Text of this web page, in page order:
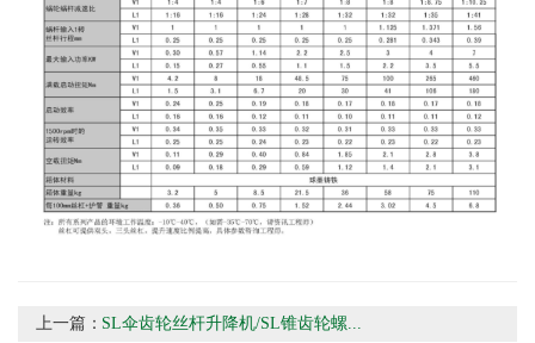
上一篇： SL伞齿轮丝杆升降机/SL锥齿轮螺...